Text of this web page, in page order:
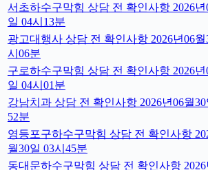
서초하수구막힘 상담 전 확인사항 2026년
일 04시13분
광고대행사 상담 전 확인사항 2026년06월
시06분
구로하수구막힘 상담 전 확인사항 2026년
일 04시01분
강남치과 상담 전 확인사항 2026년06월30
52분
영등포구하수구막힘 상담 전 확인사항
월30일 03시45분
동대문하수구막힘 상담 전 확인사항 2026